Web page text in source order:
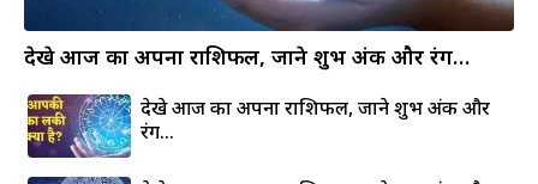
देखे आज का अपना राशिफल, जाने शुभ अंक और रंग…
देखे आज का अपना राशिफल, जाने शुभ अंक और
रंग…